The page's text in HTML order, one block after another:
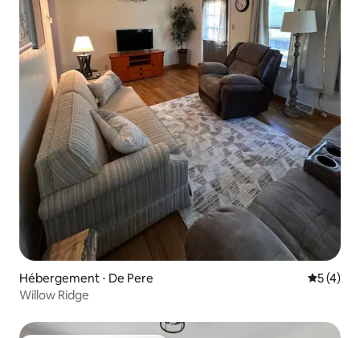
Hébergement ⋅ De Pere
5 (4)
Willow Ridge